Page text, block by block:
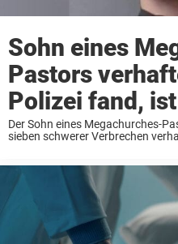
Sohn eines
Pastors
Polizei fand,
Der Sohn eines Megachurches-
sieben schwerer Verbrechen
plädiert. Die ...